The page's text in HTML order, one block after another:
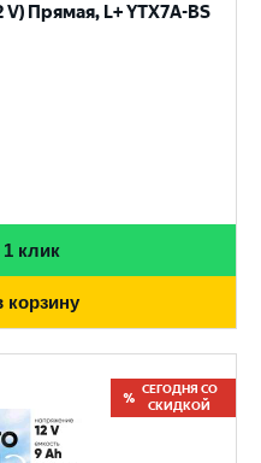
Прямая, L+ YTX7A-BS
клик
корзину
СЕГОДНЯ СО
СКИДКОЙ